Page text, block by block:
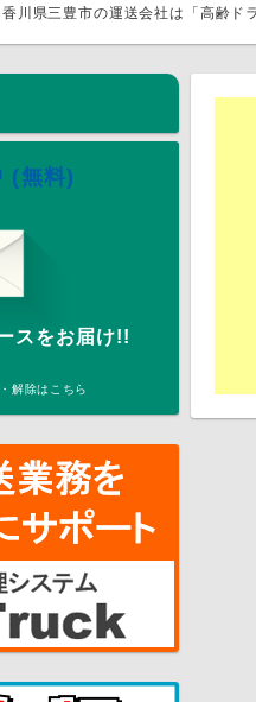
川県三豊市の運送会社は「高齢
(無料)
スをお届け!!
解除はこちら